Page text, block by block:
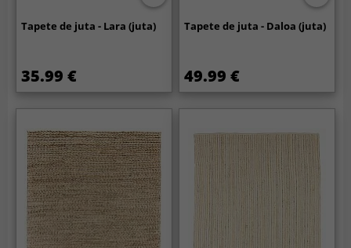
Tapete de juta - Lara (juta)
35.99 €
Tapete de juta - Daloa (juta)
49.99 €